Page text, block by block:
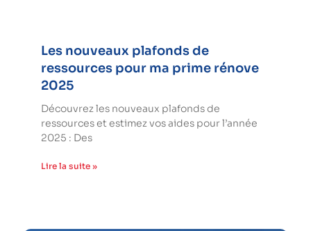
Les nouveaux plafonds de
ressources pour ma prime rénove
2025
Découvrez les nouveaux plafonds de
ressources et estimez vos aides pour l’année
2025 : Des
Lire la suite »